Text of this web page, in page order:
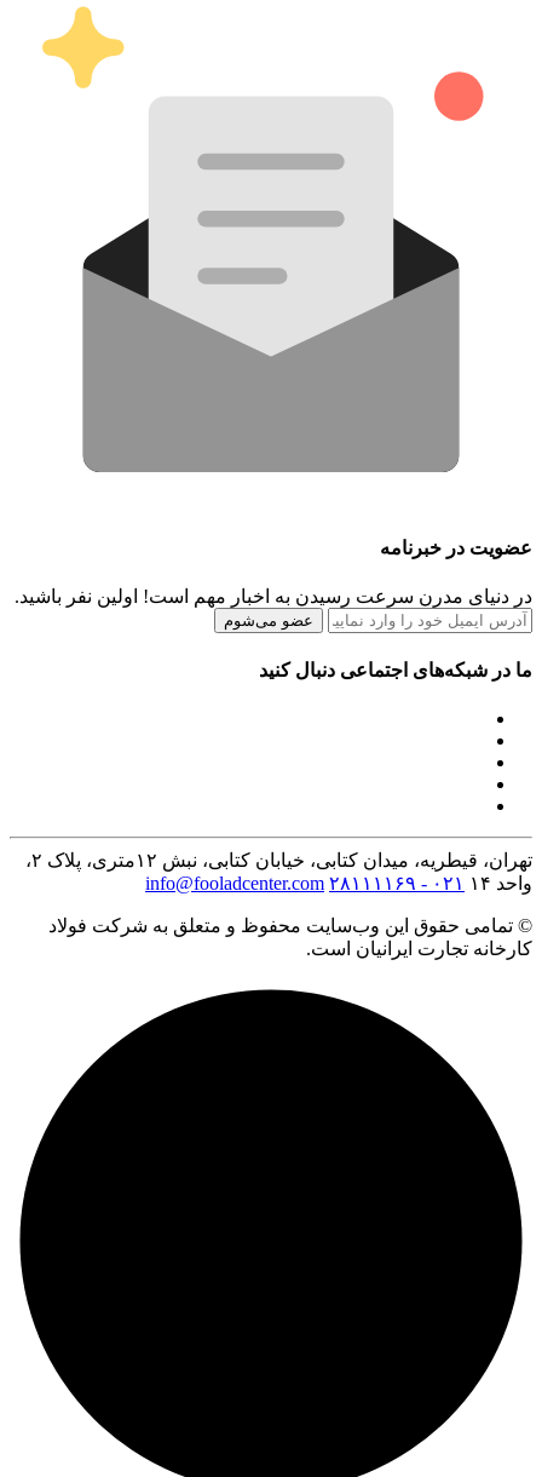
عضویت در خبرنامه
در دنیای مدرن سرعت رسیدن به اخبار مهم است! اولین نفر باشید.
عضو می‌شوم
ما در شبکه‌های اجتماعی دنبال کنید
تهران، قیطریه، میدان کتابی، خیابان کتابی، نبش ۱۲متری، پلاک ۲،
واحد ۱۴
۰۲۱ - ۲۸۱۱۱۱۶۹ info@fooladcenter.com
© تمامی حقوق این وب‌سایت محفوظ و متعلق به شرکت فولاد
کارخانه تجارت ایرانیان است.